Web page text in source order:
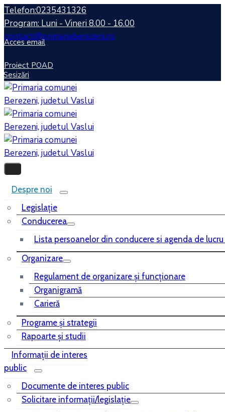
Telefon:0235431326
Program: Luni - Vineri 8.00 - 16.00
contact@primariaberezeni.ro
Acces email
Proiect POAD
Sesizări
Despre noi
Legislaţie
Conducerea
Lista persoanelor din conducere si agenda de
Organizare
Regulament de organizare și funcționare
Organigramă
Carieră
Programe și strategii
Rapoarte și studii
Informații de interes
public
Documente de interes public
Solicitare informații/legislație